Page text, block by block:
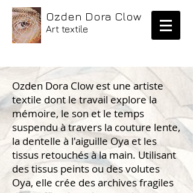
Ozden Dora Clow
Art textile
Ozden Dora Clow est une artiste
textile dont le travail explore la
mémoire, le son et le temps
suspendu à travers la couture lente,
la dentelle à l'aiguille Oya et les
tissus retouchés à la main. Utilisant
des tissus peints ou des volutes
Oya, elle crée des archives fragiles